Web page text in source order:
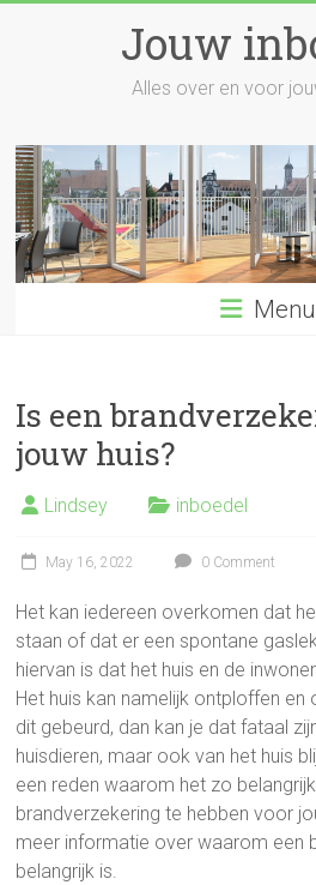
Jouw
Alles over en voor
Menu
Is een
jouw huis?
Lindsey inboedel
May 16, 2022 0 Comment
Het kan iedereen overkomen dat
staan of dat er een spontane
hiervan is dat het huis en de
Het huis kan namelijk ontploffen en
dit gebeurd, dan kan je dat fataal
huisdieren, maar ook van het huis
een reden waarom het zo
brandverzekering te hebben voor
meer informatie over waarom een
belangrijk is.